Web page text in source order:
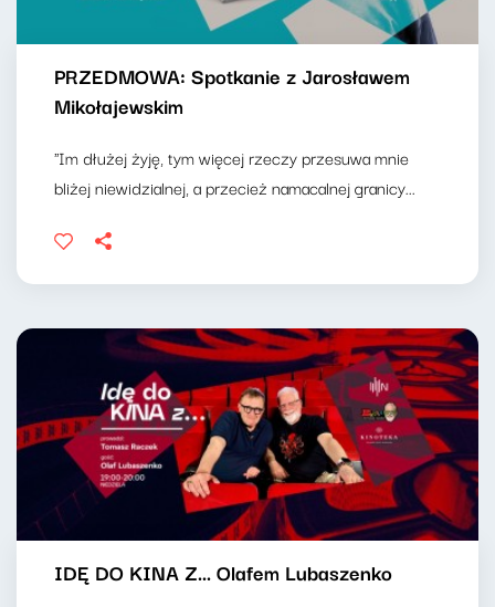
PRZEDMOWA: Spotkanie z Jarosławem
Mikołajewskim
"Im dłużej żyję, tym więcej rzeczy przesuwa mnie
bliżej niewidzialnej, a przecież namacalnej granicy...
IDĘ DO KINA Z... Olafem Lubaszenko